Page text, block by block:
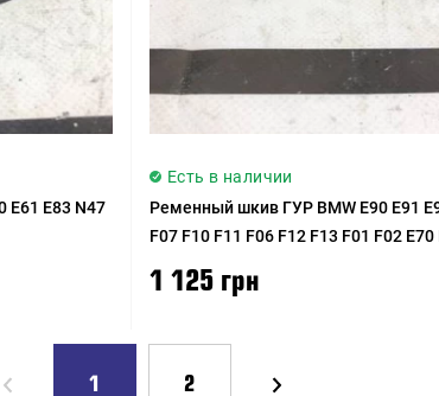
E61 E83 N47
Есть в наличии
Ременный шкив ГУР BMW E90 E91
F07 F10 F11 F06 F12 F13 F01 F02 E70
1 125 грн
1 2